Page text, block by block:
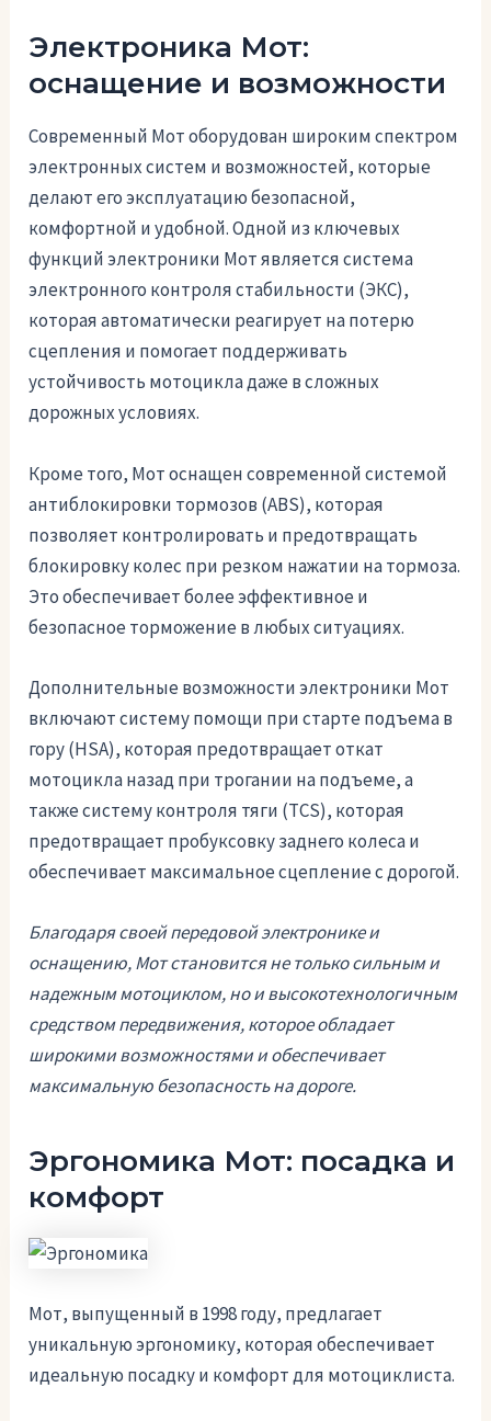
Электроника Мот:
оснащение и возможности
Современный Мот оборудован широким спектром
электронных систем и возможностей, которые
делают его эксплуатацию безопасной,
комфортной и удобной. Одной из ключевых
функций электроники Мот является система
электронного контроля стабильности (ЭКС),
которая автоматически реагирует на потерю
сцепления и помогает поддерживать
устойчивость мотоцикла даже в сложных
дорожных условиях.
Кроме того, Мот оснащен современной системой
антиблокировки тормозов (ABS), которая
позволяет контролировать и предотвращать
блокировку колес при резком нажатии на тормоза.
Это обеспечивает более эффективное и
безопасное торможение в любых ситуациях.
Дополнительные возможности электроники Мот
включают систему помощи при старте подъема в
гору (HSA), которая предотвращает откат
мотоцикла назад при трогании на подъеме, а
также систему контроля тяги (TCS), которая
предотвращает пробуксовку заднего колеса и
обеспечивает максимальное сцепление с дорогой.
Благодаря своей передовой электронике и
оснащению, Мот становится не только сильным и
надежным мотоциклом, но и высокотехнологичным
средством передвижения, которое обладает
широкими возможностями и обеспечивает
максимальную безопасность на дороге.
Эргономика Мот: посадка и
комфорт
Мот, выпущенный в 1998 году, предлагает
уникальную эргономику, которая обеспечивает
идеальную посадку и комфорт для мотоциклиста.